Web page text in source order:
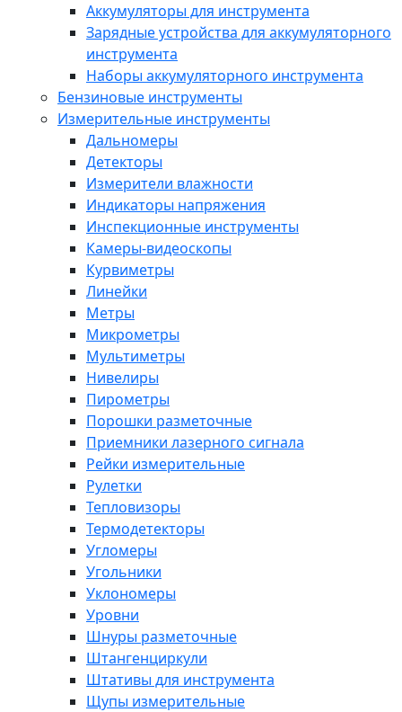
Аккумуляторы для инструмента
Зарядные устройства для аккумуляторного
инструмента
Наборы аккумуляторного инструмента
Бензиновые инструменты
Измерительные инструменты
Дальномеры
Детекторы
Измерители влажности
Индикаторы напряжения
Инспекционные инструменты
Камеры-видеоскопы
Курвиметры
Линейки
Метры
Микрометры
Мультиметры
Нивелиры
Пирометры
Порошки разметочные
Приемники лазерного сигнала
Рейки измерительные
Рулетки
Тепловизоры
Термодетекторы
Угломеры
Угольники
Уклономеры
Уровни
Шнуры разметочные
Штангенциркули
Штативы для инструмента
Щупы измерительные